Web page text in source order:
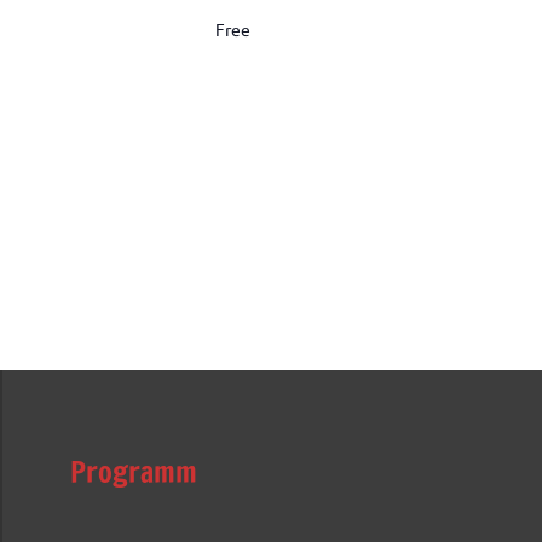
Free
Programm